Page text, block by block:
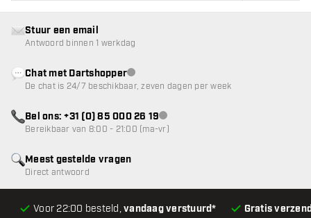
Voor 22:00 besteld,vandaag verstuurd* Gratis
Meest gestelde vragen
Direct antwoord
Stuur een email
Antwoord binnen 1 werkdag
Chat met Dartshopperklantenservice niet beschikbaar
De chat is 24/7 beschikbaar, zeven dagen per week
Bel ons: +31 (0) 85 000 26 19klantenservice niet beschikbaar
Bereikbaar van 8:00 - 21:00 (ma-vr)